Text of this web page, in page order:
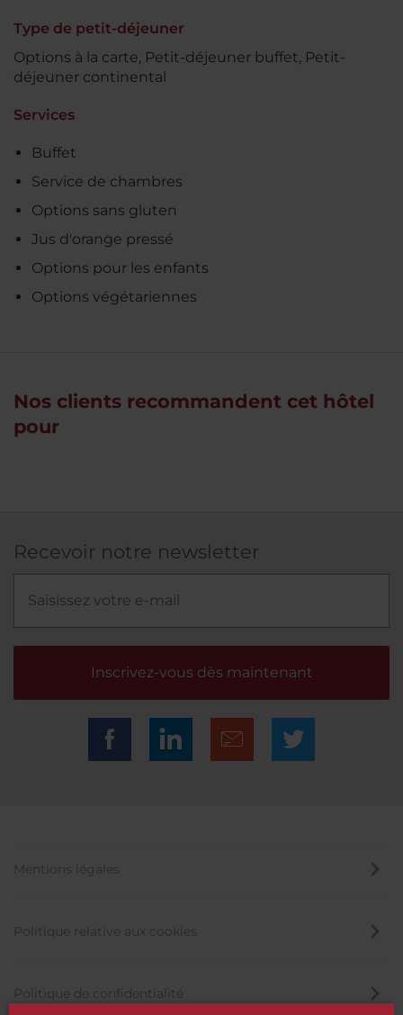
Type de petit-déjeuner
Options à la carte, Petit-déjeuner buffet, Petit-
déjeuner continental
Services
Buffet
Service de chambres
Options sans gluten
Jus d'orange pressé
Options pour les enfants
Options végétariennes
Nos clients recommandent cet hôtel
pour
Recevoir notre newsletter
Inscrivez-vous dès maintenant
Mentions légales
Politique relative aux cookies
Politique de confidentialité